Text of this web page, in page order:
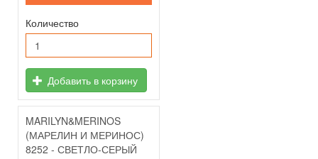
Количество
Добавить в корзину
MARILYN&MERINOS
(МАРЕЛИН И МЕРИНОС)
8252 - СВЕТЛО-СЕРЫЙ